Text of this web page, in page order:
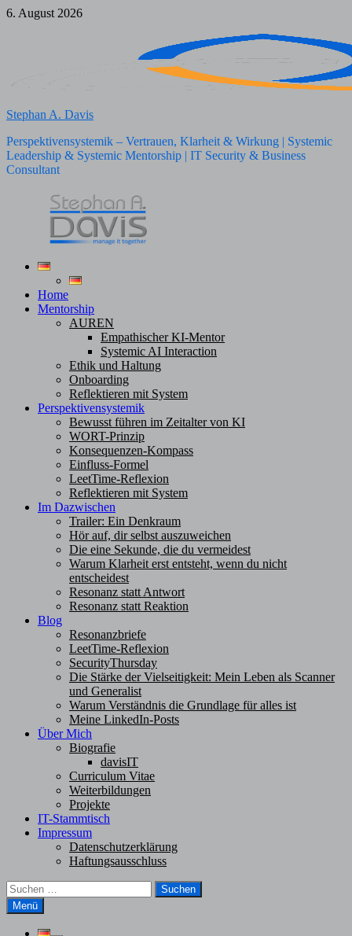
Zum
6. August 2026
Stephan A. Davis
Perspektivensystemik – Vertrauen, Klarheit & Wirkung | Systemic
Leadership & Systemic Mentorship | IT Security & Business
Consultant
Home
Mentorship
AUREN
Empathischer KI-Mentor
Systemic AI Interaction
Ethik und Haltung
Onboarding
Reflektieren mit System
Perspektivensystemik
Bewusst führen im Zeitalter von KI
WORT-Prinzip
Konsequenzen-Kompass
Einfluss-Formel
LeetTime-Reflexion
Reflektieren mit System
Im Dazwischen
Trailer: Ein Denkraum
Hör auf, dir selbst auszuweichen
Die eine Sekunde, die du vermeidest
Warum Klarheit erst entsteht, wenn du nicht
entscheidest
Resonanz statt Antwort
Resonanz statt Reaktion
Blog
Resonanzbriefe
LeetTime-Reflexion
SecurityThursday
Die Stärke der Vielseitigkeit: Mein Leben als Scanner
und Generalist
Warum Verständnis die Grundlage für alles ist
Meine LinkedIn-Posts
Über Mich
Biografie
davisIT
Curriculum Vitae
Weiterbildungen
Projekte
IT-Stammtisch
Impressum
Datenschutzerklärung
Haftungsausschluss
Suchen
nach:
Menü